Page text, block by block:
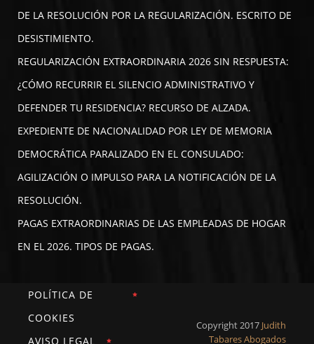
DE LA RESOLUCIÓN POR LA REGULARIZACIÓN. ESCRITO DE
DESISTIMIENTO.
REGULARIZACIÓN EXTRAORDINARIA 2026 SIN RESPUESTA:
¿CÓMO RECURRIR EL SILENCIO ADMINISTRATIVO Y
DEFENDER TU RESIDENCIA? RECURSO DE ALZADA.
EXPEDIENTE DE NACIONALIDAD POR LEY DE MEMORIA
DEMOCRÁTICA PARALIZADO EN EL CONSULADO:
AGILIZACIÓN O IMPULSO PARA LA NOTIFICACIÓN DE LA
RESOLUCIÓN.
PAGAS EXTRAORDINARIAS DE LAS EMPLEADAS DE HOGAR
EN EL 2026. TIPOS DE PAGAS.
POLÍTICA DE
COOKIES
AVISO LEGAL
Copyright 2017 Judith
Tabares Abogados